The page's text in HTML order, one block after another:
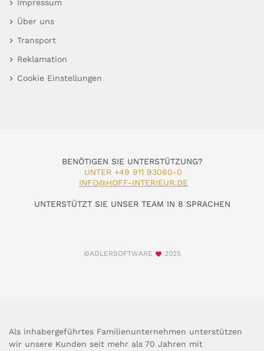
Impressum
Über uns
Transport
Reklamation
Cookie Einstellungen
BENÖTIGEN SIE UNTERSTÜTZUNG?
UNTER +49 911 93060-0
INFO@HOFF-INTERIEUR.DE
UNTERSTÜTZT SIE UNSER TEAM IN 8 SPRACHEN
©ADLERSOFTWARE 2025
Als inhabergeführtes Familienunternehmen unterstützen
wir unsere Kunden seit mehr als 70 Jahren mit